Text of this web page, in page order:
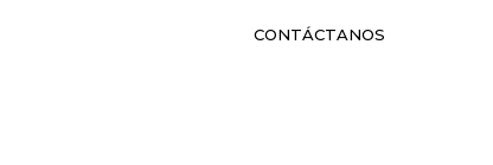
CONTÁCTANOS